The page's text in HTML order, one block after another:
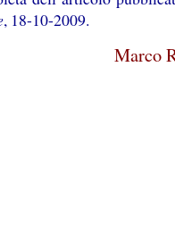
, 18-10-2009.
Marco